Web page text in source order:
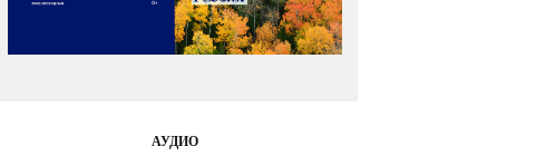
АУДИО